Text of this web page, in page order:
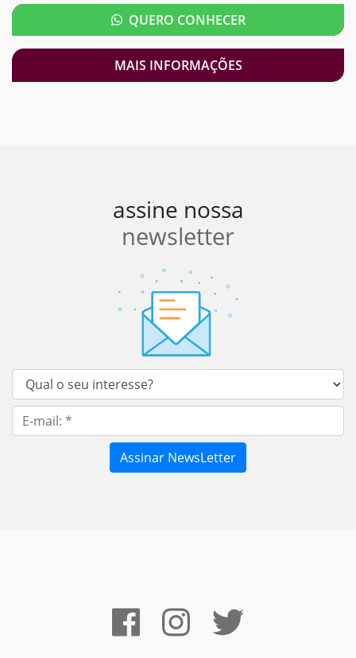
QUERO CONHECER
MAIS INFORMAÇÕES
assine nossa
newsletter